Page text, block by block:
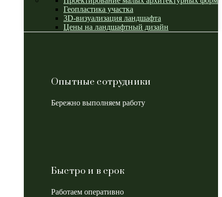
Геопластика участка
3D-визуализация ландшафта
Цены на ландшафтный дизайн
Опытные сотрудники
Бережно выполняем работу
Быстро и в срок
Работаем оперативно